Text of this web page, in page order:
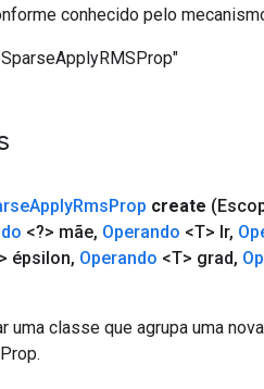
conhecido pelo
ApplyRmsProp create
<?> mãe, Operando <T> lr,
épsilon, Operando <T> grad,
uma classe que agrupa uma